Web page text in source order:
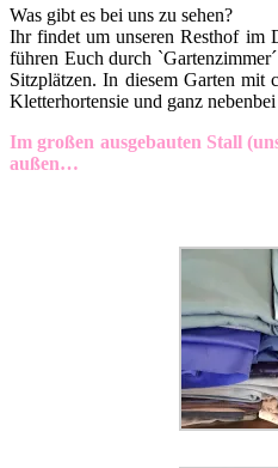
Was gibt es bei uns zu sehen?
Ihr findet um unseren Resthof im
führen Euch durch
Sitzplätzen. In diesem Garten mit
Kletterhortensie und ganz
Im großen ausgebauten Stall
außen…